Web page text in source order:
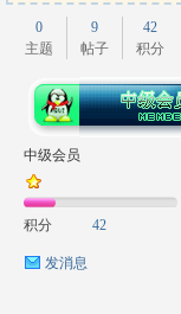
0
主题
9
帖子
42
积分
中级会员
积分 42
发消息